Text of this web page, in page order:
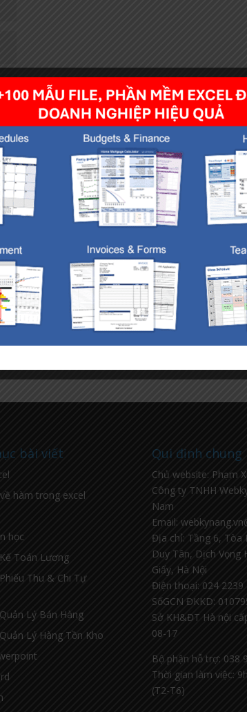
for the next time I comment.
bài viết
hàm trong excel
học
Toán Lương
Thu & Chi Tự
Lý Bán Hàng
Lý Hàng Tồn Kho
Qui định chung
Chủ website: Phạm
Công ty TNHH
Nam
Email:
Địa chỉ: Tầng 6, Tòa
Duy Tân, Dịch Vọng
Giấy, Hà Nội
Điện thoại: 024 2239
SốGCN ĐKKD:
Sở KH&ĐT Hà nội
08-17
Bộ phận hỗ trợ: 038
Thời gian làm việc:
(T2-T6)